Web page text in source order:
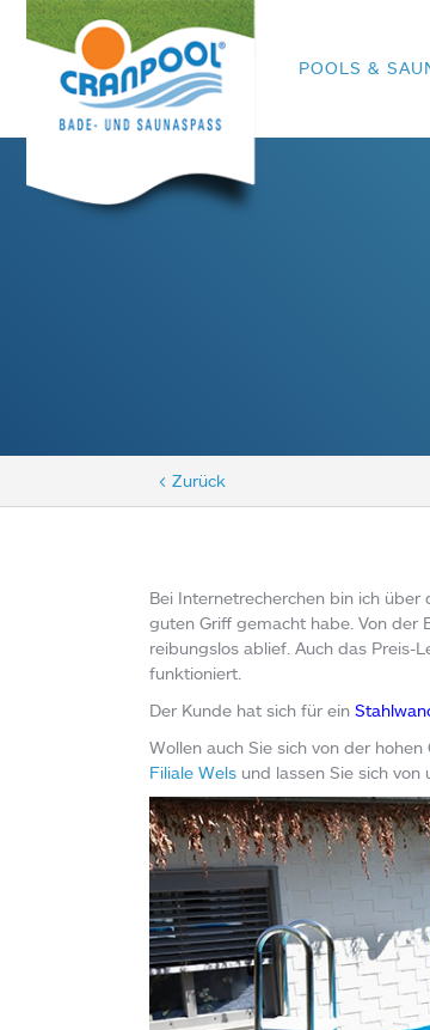
POOLS &
< Zurück
Bei Internetrecherchen bin ich
guten Griff gemacht habe. Von der
reibungslos ablief. Auch das Preis-
funktioniert.
Der Kunde hat sich für ein
Wollen auch Sie sich von der
Filiale Welsund lassen Sie sich von